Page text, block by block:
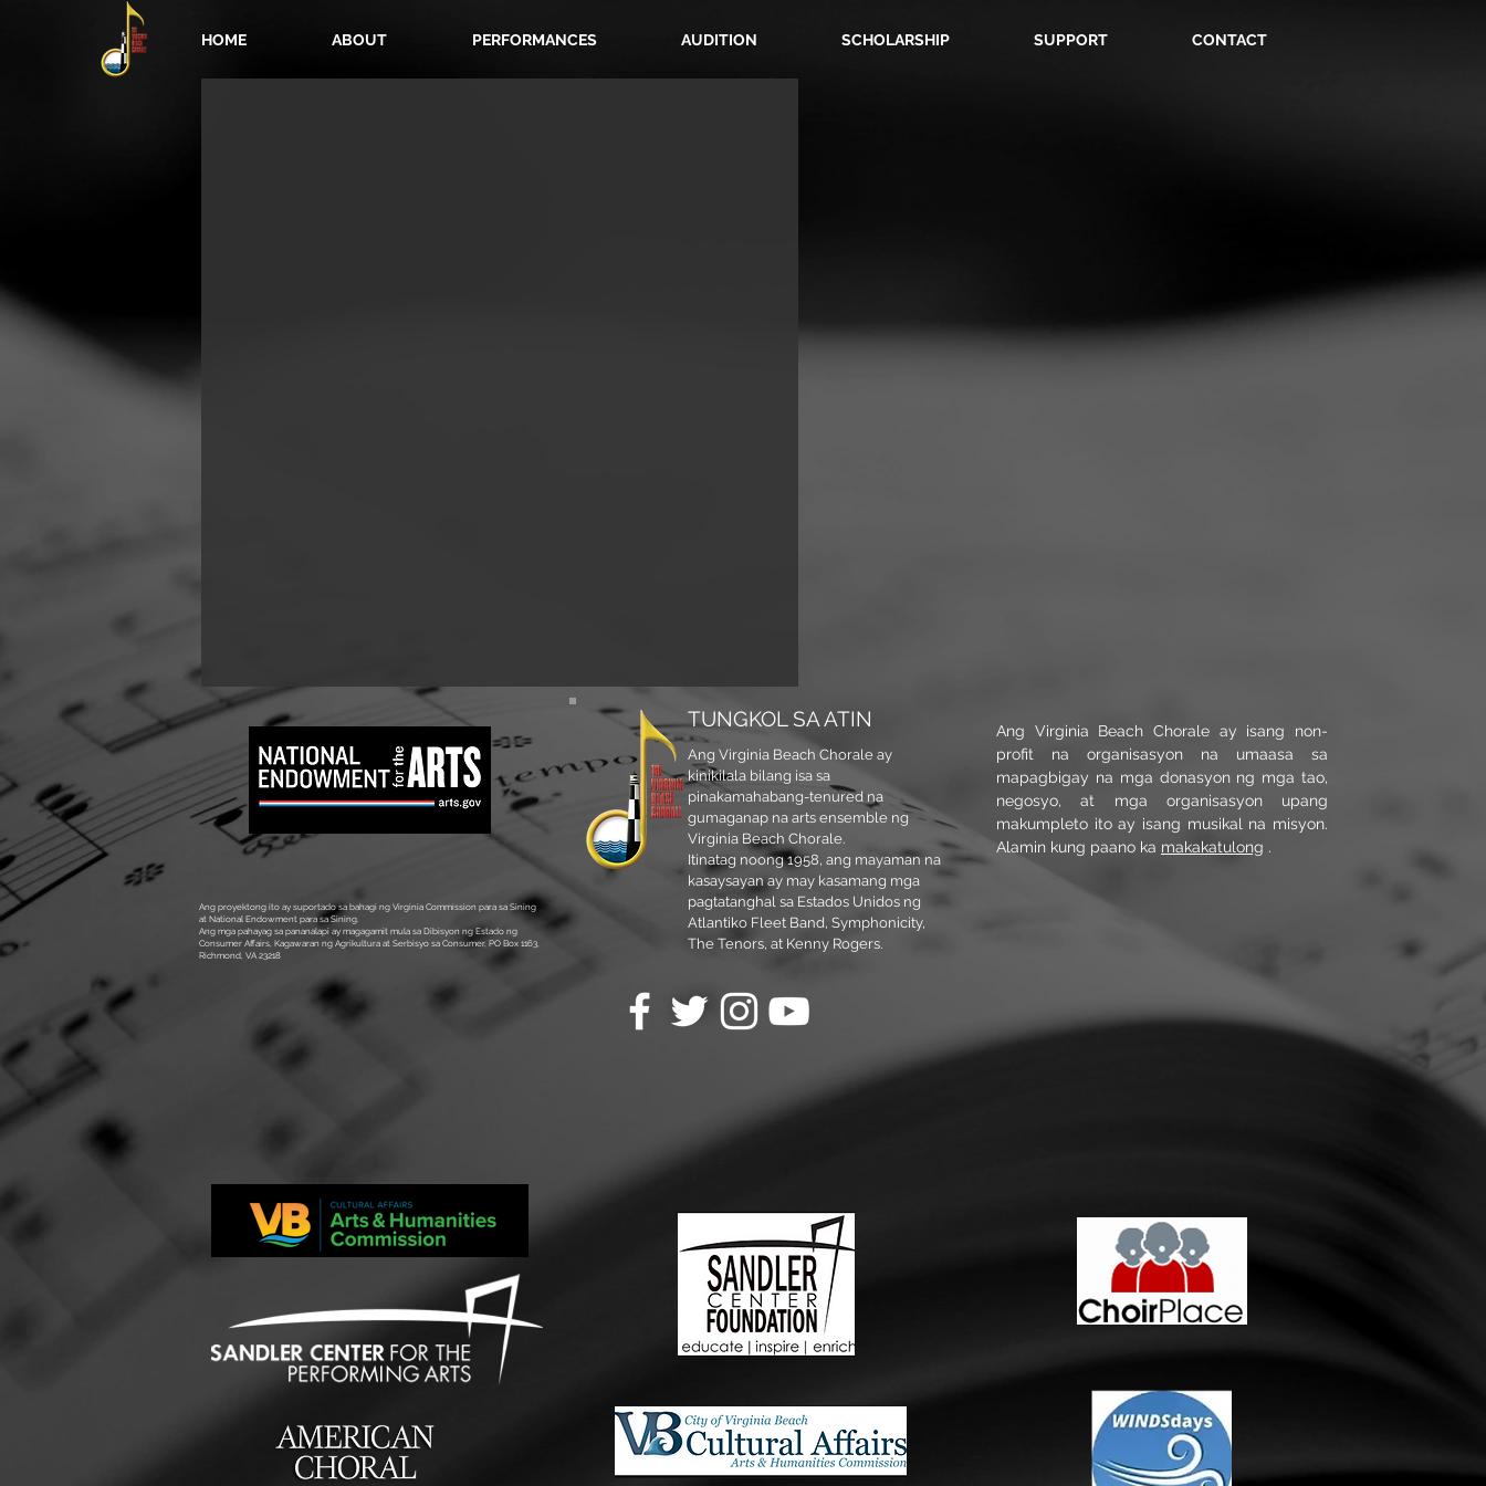
HOME ABOUT PERFORMANCES AUDITION SCHOLARSHIP SUPPORT CONTACT
Ang proyektong ito ay suportado sa bahagi ng Virginia Commission para sa Sining
at National Endowment para sa Sining.
Ang mga pahayag sa pananalapi ay magagamit mula sa Dibisyon ng Estado ng
Consumer Affairs, Kagawaran ng Agrikultura at Serbisyo sa Consumer, PO Box 1163,
Richmond, VA 23218
TUNGKOL SA ATIN
Ang Virginia Beach Chorale ay
kinikilala bilang isa sa
pinakamahabang-tenured na
gumaganap na arts ensemble ng
Virginia Beach Chorale.
Itinatag noong 1958, ang mayaman na
kasaysayan ay may kasamang mga
pagtatanghal sa Estados Unidos ng
Atlantiko Fleet Band, Symphonicity,
The Tenors, at Kenny Rogers.
Ang Virginia Beach Chorale ay isang non-
profit na organisasyon na umaasa sa
mapagbigay na mga donasyon ng mga tao,
negosyo, at mga organisasyon upang
makumpleto ito ay isang musikal na misyon.
Alamin kung paano ka makakatulong .